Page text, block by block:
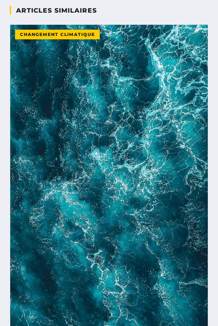
ARTICLES SIMILAIRES
CHANGEMENT CLIMATIQUE